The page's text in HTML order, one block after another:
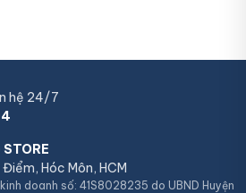
hệ 24/7
Hóc Môn, HCM
doanh số: 41S8028235 do UBND Huyện